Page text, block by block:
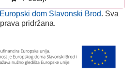
Europski dom Slavonski Brod. Sva
prava pridržana.